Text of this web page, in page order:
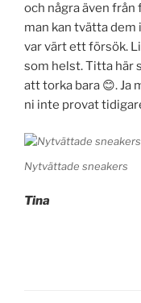
och några även
man kan tvätta
var värt ett försök.
som helst. Titta här
att torka bara 😊. Ja
ni inte provat
Nytvättade sneakers
Tina